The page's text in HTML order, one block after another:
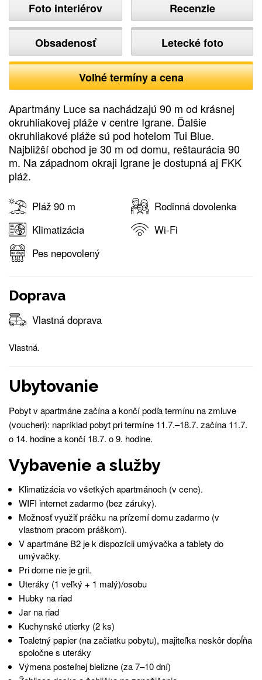
Foto interiérov
Obsadenosť
Recenzie
Letecké foto
Voľné termíny a cena
Apartmány Luce sa nachádzajú 90 m od krásnej
okruhliakovej pláže v centre Igrane. Ďalšie
okruhliakové pláže sú pod hotelom Tui Blue.
Najbližší obchod je 30 m od domu, reštaurácia 90
m. Na západnom okraji Igrane je dostupná aj FKK
pláž.
Pláž 90 m
Rodinná dovolenka
Klimatizácia
Wi-Fi
Pes nepovolený
Doprava
Vlastná doprava
Vlastná.
Ubytovanie
Pobyt v apartmáne začína a končí podľa termínu na zmluve
(voucheri): napríklad pobyt pri termíne 11.7.–18.7. začína 11.7.
o 14. hodine a končí 18.7. o 9. hodine.
Vybavenie a služby
Klimatizácia vo všetkých apartmánoch (v cene).
WIFI internet zadarmo (bez záruky).
Možnosť využiť práčku na prízemí domu zadarmo (v
vlastnom pracom práškom).
V apartmáne B2 je k dispozícii umývačka a tablety do
umývačky.
Pri dome nie je gril.
Uteráky (1 veľký + 1 malý)/osobu
Hubky na riad
Jar na riad
Kuchynské utierky (2 ks)
Toaletný papier (na začiatku pobytu), majiteľka neskôr dopĺňa
spoločne s uteráky
Výmena posteľnej bielizne (za 7–10 dní)